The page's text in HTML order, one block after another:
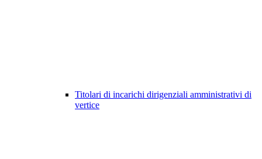
Titolari di incarichi dirigenziali amministrativi di
vertice